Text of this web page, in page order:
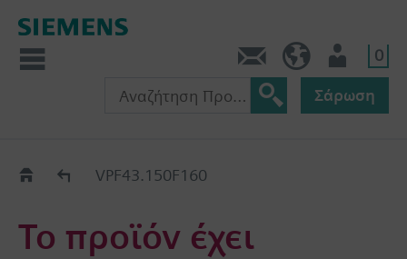
0
Σάρωση
Old2NewVPF43.150F160
Το προϊόν έχει